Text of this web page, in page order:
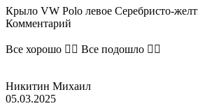
Крыло VW Polo левое Серебристо-
Комментарий
Все хорошо 👌🏽 Все подошло 👍🏽
Никитин Михаил
05.03.2025